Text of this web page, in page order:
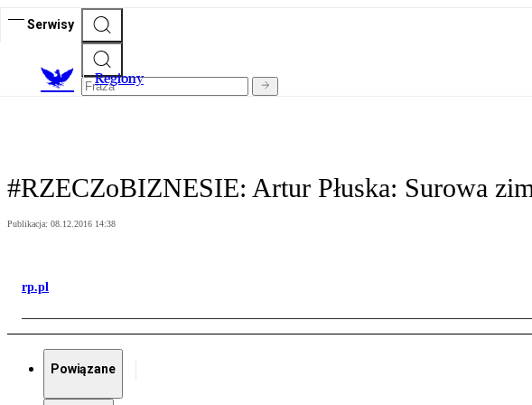
Serwisy
Regiony
#RZECZoBIZNESIE: Artur Płuska: Surowa
Publikacja: 08.12.2016 14:38
rp.pl
Powiązane